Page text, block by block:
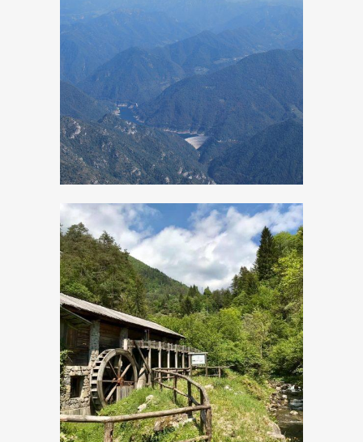
Dalla valle del
Droanello
all’altopiano di
Rest
I mestieri di un
tempo